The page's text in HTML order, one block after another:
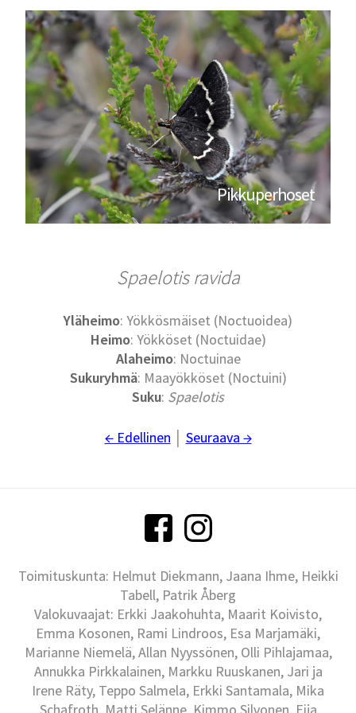
Pikkuperhoset
Spaelotis ravida
Yläheimo: Yökkösmäiset (Noctuoidea)
Heimo: Yökköset (Noctuidae)
Alaheimo: Noctuinae
Sukuryhmä: Maayökköset (Noctuini)
Suku: Spaelotis
← Edellinen Seuraava →
Toimituskunta: Helmut Diekmann, Jaana Ihme, Heikki
Tabell, Patrik Åberg
Valokuvaajat: Erkki Jaakohuhta, Maarit Koivisto,
Emma Kosonen, Rami Lindroos, Esa Marjamäki,
Marianne Niemelä, Allan Nyyssönen, Olli Pihlajamaa,
Annukka Pirkkalainen, Markku Ruuskanen, Jari ja
Irene Räty, Teppo Salmela, Erkki Santamala, Mika